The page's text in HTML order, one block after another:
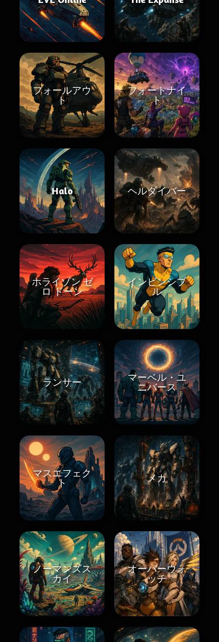
フォールアウ
ト
フォートナイ
ト
Halo ヘルダイバー
ホライゾン ゼ
ロ ドーン
インビンシブ
ル
ランサー
マーベル・ユ
ニバース
マスエフェク
ト
メカ
ノーマンズス
カイ
オーバーウォ
ッチ